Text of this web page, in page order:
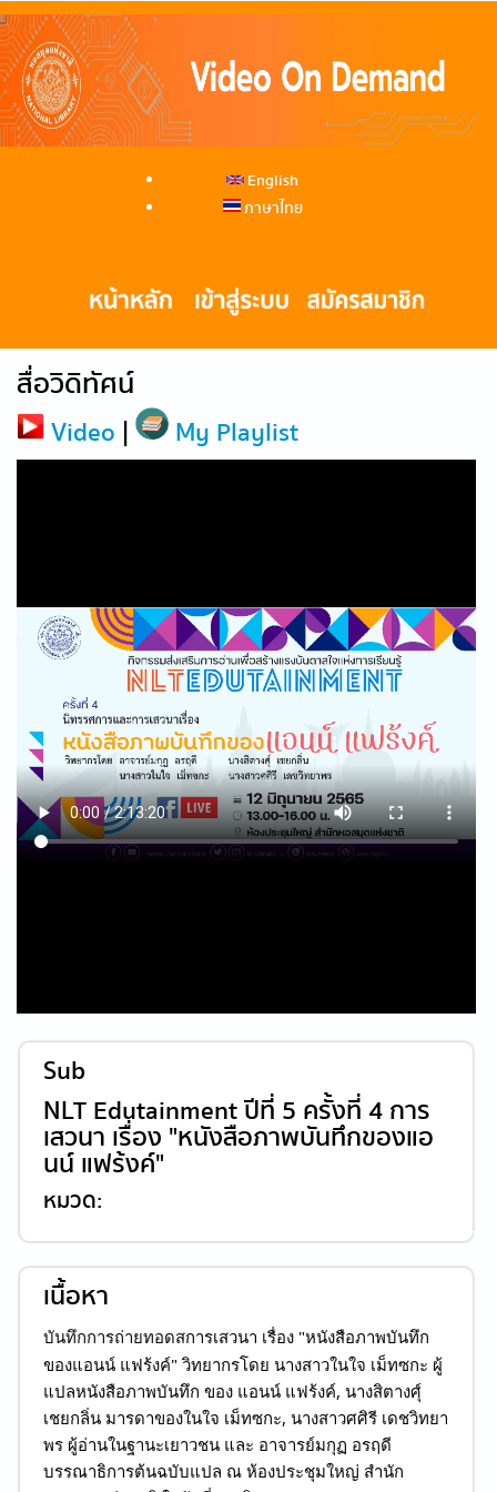
English
ภาษาไทย
สื่อวิดิทัศน์
Video | My Playlist
Sub
NLT Edutainment ปีที่ 5 ครั้งที่ 4 การ
เสวนา เรื่อง "หนังสือภาพบันทึกของแอ
นน์ แฟร้งค์"
หมวด:
เนื้อหา
บันทึกการถ่ายทอดสการเสวนา เรื่อง "หนังสือภาพบันทึก
ของแอนน์ แฟร้งค์" วิทยากรโดย นางสาวในใจ เม็ทซกะ ผู้
แปลหนังสือภาพบันทึก ของ แอนน์ แฟร้งค์, นางสิตางศุ์
เชยกลิ่น มารดาของในใจ เม็ทซกะ, นางสาวศศิรี เดชวิทยา
พร ผู้อ่านในฐานะเยาวชน และ อาจารย์มกุฏ อรฤดี
บรรณาธิการต้นฉบับแปล ณ ห้องประชุมใหญ่ สำนัก